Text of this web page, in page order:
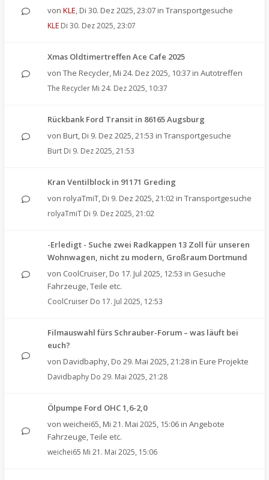
von KLE, Di 30. Dez 2025, 23:07 in Transportgesuche
KLE Di 30. Dez 2025, 23:07
Xmas Oldtimertreffen Ace Cafe 2025
von The Recycler, Mi 24. Dez 2025, 10:37 in Autotreffen
The Recycler Mi 24. Dez 2025, 10:37
Rückbank Ford Transit in 86165 Augsburg
von Burt, Di 9. Dez 2025, 21:53 in Transportgesuche
Burt Di 9. Dez 2025, 21:53
Kran Ventilblock in 91171 Greding
von rolyaTmiT, Di 9. Dez 2025, 21:02 in Transportgesuche
rolyaTmiT Di 9. Dez 2025, 21:02
-Erledigt - Suche zwei Radkappen 13 Zoll für unseren
Wohnwagen, nicht zu modern, Großraum Dortmund
von CoolCruiser, Do 17. Jul 2025, 12:53 in Gesuche
Fahrzeuge, Teile etc.
CoolCruiser Do 17. Jul 2025, 12:53
Filmauswahl fürs Schrauber-Forum – was läuft bei
euch?
von Davidbaphy, Do 29. Mai 2025, 21:28 in Eure Projekte
Davidbaphy Do 29. Mai 2025, 21:28
Ölpumpe Ford OHC 1,6-2,0
von weichei65, Mi 21. Mai 2025, 15:06 in Angebote
Fahrzeuge, Teile etc.
weichei65 Mi 21. Mai 2025, 15:06